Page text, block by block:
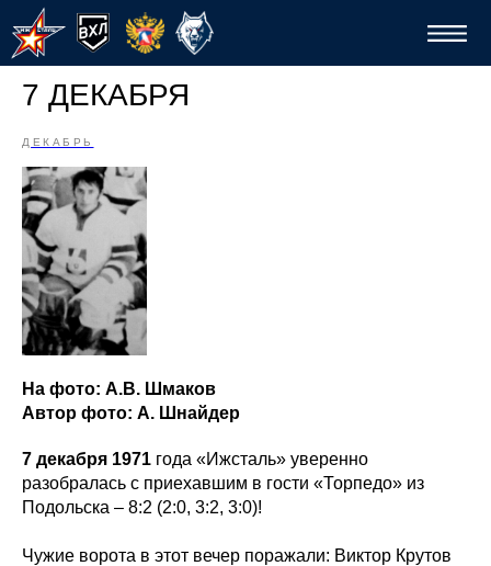
7 ДЕКАБРЯ
ДЕКАБРЬ
На фото: А.В. Шмаков
Автор фото: А. Шнайдер
7 декабря 1971 года «Ижсталь» уверенно
разобралась с приехавшим в гости «Торпедо» из
Подольска – 8:2 (2:0, 3:2, 3:0)!
Чужие ворота в этот вечер поражали: Виктор Крутов